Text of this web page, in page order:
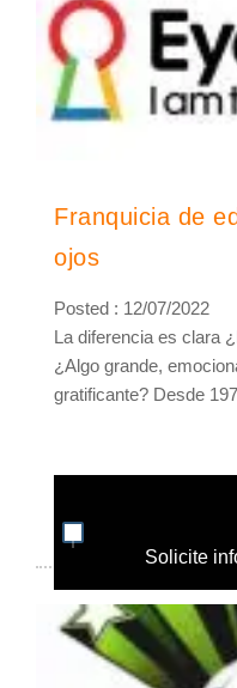
Franquicia de
ojos
Posted : 12/07/2022
La diferencia es clara
¿Algo grande,
gratificante? Desde
Solicite